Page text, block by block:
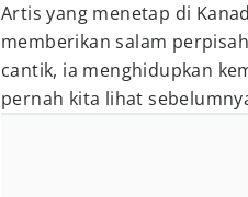
Artis yang menetap di
memberikan salam
cantik, ia menghidupkan
pernah kita lihat